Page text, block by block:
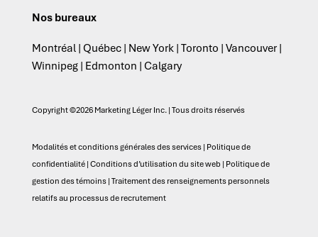
Nos bureaux
Montréal | Québec | New York | Toronto | Vancouver |
Winnipeg | Edmonton | Calgary
Copyright ©2026 Marketing Léger Inc. | Tous droits réservés
Modalités et conditions générales des services| Politique de
confidentialité| Conditions d’utilisation du site web | Politique de
gestion des témoins| Traitement des renseignements personnels
relatifs au processus de recrutement